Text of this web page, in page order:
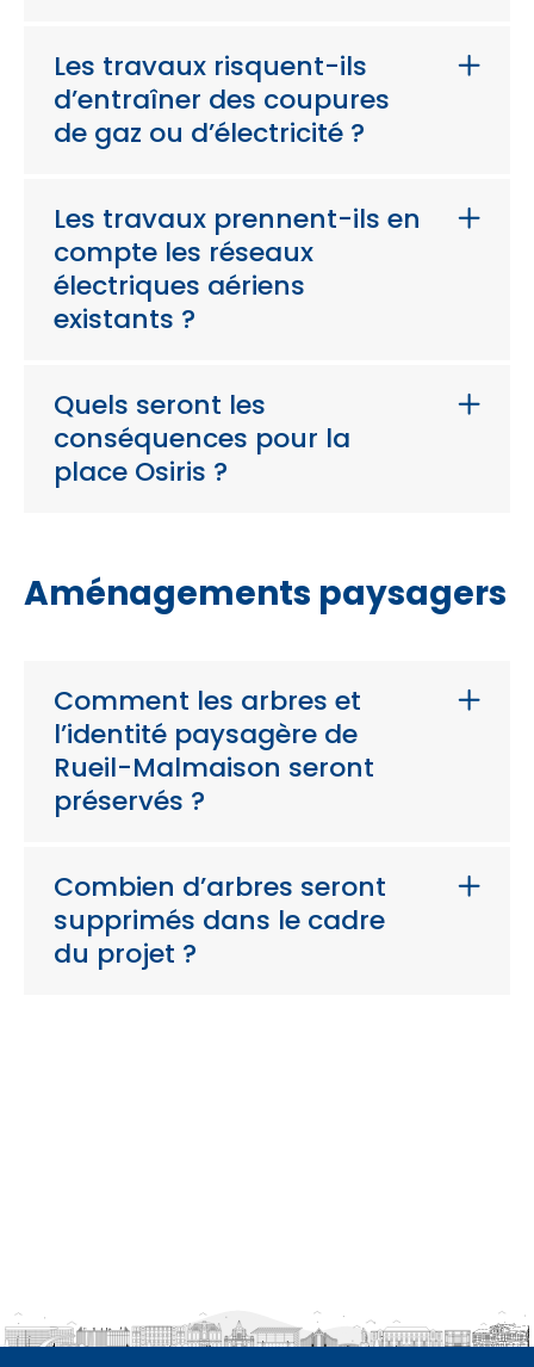
Les travaux risquent-ils
d’entraîner des coupures
de gaz ou d’électricité ?
Les travaux prennent-ils en
compte les réseaux
électriques aériens
existants ?
Quels seront les
conséquences pour la
place Osiris ?
Aménagements paysagers
Comment les arbres et
l’identité paysagère de
Rueil-Malmaison seront
préservés ?
Combien d’arbres seront
supprimés dans le cadre
du projet ?